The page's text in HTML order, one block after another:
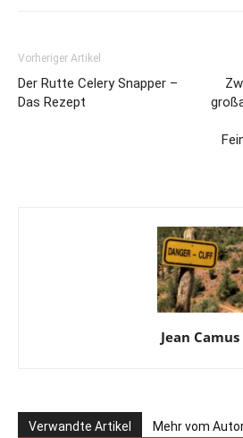
Vorheriger Artikel
Der Rutte Celery Snapper –
Das Rezept
Jean Camus
Verwandte Artikel Mehr vom